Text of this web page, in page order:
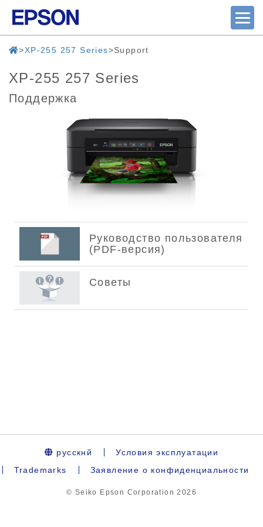
XP-255 257 Series Support
XP-255 257 Series
Поддержка
русскнй
Условия эксплуатации
Trademarks
Заявление о конфиденциальности
© Seiko Epson Corporation2026